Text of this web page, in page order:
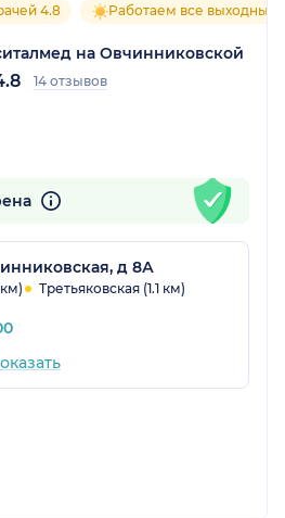
4.8 Работаем все выходные
на Овчинниковской
14 отзывов
д 8А
Третьяковская (1.1 км)